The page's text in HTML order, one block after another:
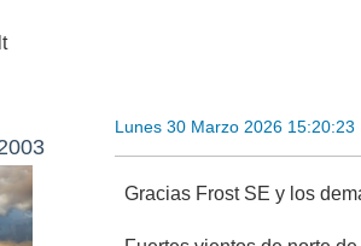
Lunes 30 Marzo 2026 15:20:23
Gracias Frost SE y los